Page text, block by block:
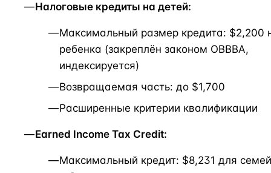
Налоговые кредиты на детей:
Максимальный размер кредита: $2,200
ребенка (закреплён законом OBBBA,
индексируется)
Возвращаемая часть: до $1,700
Расширенные критерии квалификации
Earned Income Tax Credit:
Максимальный кредит: $8,231 для